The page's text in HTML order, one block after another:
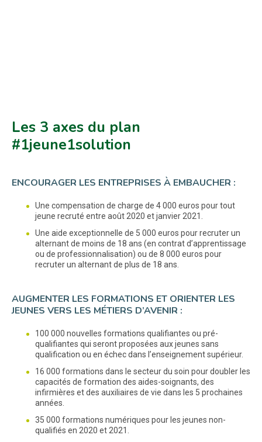
Les 3 axes du plan
#1jeune1solution
ENCOURAGER LES ENTREPRISES À EMBAUCHER :
Une compensation de charge de 4 000 euros pour tout
jeune recruté entre août 2020 et janvier 2021.
Une aide exceptionnelle de 5 000 euros pour recruter un
alternant de moins de 18 ans (en contrat d’apprentissage
ou de professionnalisation) ou de 8 000 euros pour
recruter un alternant de plus de 18 ans.
AUGMENTER LES FORMATIONS ET ORIENTER LES
JEUNES VERS LES MÉTIERS D’AVENIR :
100 000 nouvelles formations qualifiantes ou pré-
qualifiantes qui seront proposées aux jeunes sans
qualification ou en échec dans l’enseignement supérieur.
16 000 formations dans le secteur du soin pour doubler les
capacités de formation des aides-soignants, des
infirmières et des auxiliaires de vie dans les 5 prochaines
années.
35 000 formations numériques pour les jeunes non-
qualifiés en 2020 et 2021.